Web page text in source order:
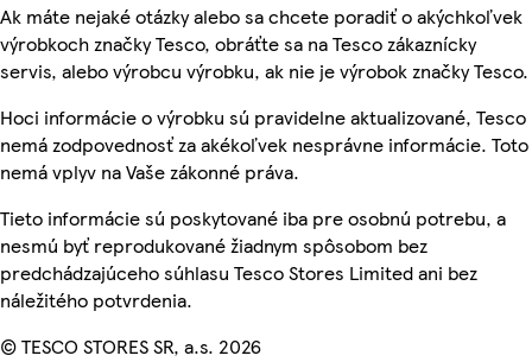
Ak máte nejaké otázky alebo sa chcete poradiť o akýchkoľvek
výrobkoch značky Tesco, obráťte sa na Tesco zákaznícky
servis, alebo výrobcu výrobku, ak nie je výrobok značky Tesco.
Hoci informácie o výrobku sú pravidelne aktualizované, Tesco
nemá zodpovednosť za akékoľvek nesprávne informácie. Toto
nemá vplyv na Vaše zákonné práva.
Tieto informácie sú poskytované iba pre osobnú potrebu, a
nesmú byť reprodukované žiadnym spôsobom bez
predchádzajúceho súhlasu Tesco Stores Limited ani bez
náležitého potvrdenia.
© TESCO STORES SR, a.s. 2026